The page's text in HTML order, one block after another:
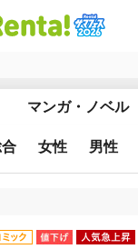
マンガ・ノベル
女性 男性